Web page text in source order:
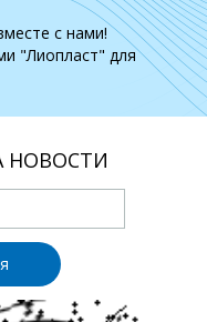
с нами!
"Лиопласт" для
НОВОСТИ